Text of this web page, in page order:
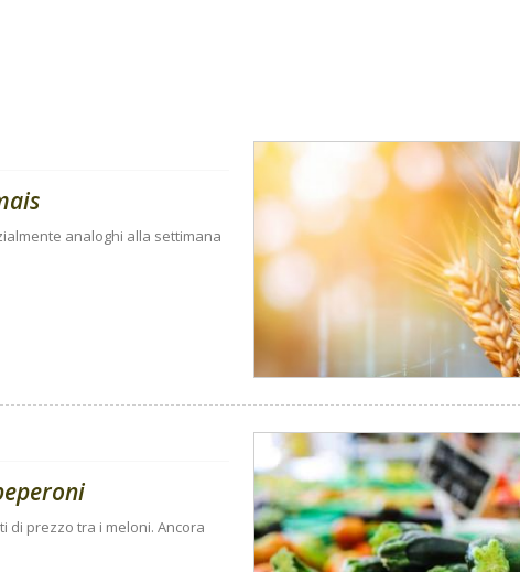
analoghi alla settimana
di prezzo tra i meloni. Ancora